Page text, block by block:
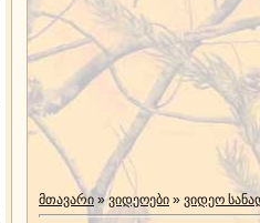
მთავარი »ვიდეოები » ვიდეო